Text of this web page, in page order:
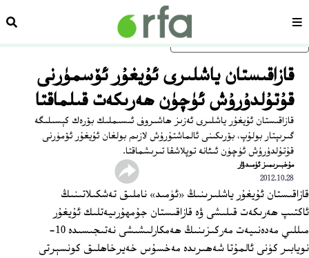
ئاساسلىق مەزمۇنغا ئاتلاڭسەھىپە
قازاقىستان ياشلىرى ئۇيغۇر ئۆسمۈرنى
قۇتۇلدۇرۇش ئۈچۈن ھەرىكەت قىلماقتا
قازاقىستان ئۇيغۇر ياشلىرى ئەزىز ھاشىروف ئىسىملىك بۆرەك كېسىلىگە
گىرىپتار بولۇپ، بۆرىكىنى ئالماشتۇرۇش لازىم بولغان ئۇيغۇر ئۆمۈرنى
قۇتۇلدۇرۇش ئۈچۈن ئىئانە توپلاشقا تىرىشماقتا.
مۇخبىرىمىز ئۈمىدۋار
2012.10.28
قازاقىستان ئۇيغۇر ياشلىرىنىڭ «ئۈمىد» ناملىق تەشكىلاتىنىڭ
ئاكتىپ ھەرىكەت قىلىشى ۋە قازاقىستان جۇمھۇرىيەتلىك ئۇيغۇر
مىللىي مەدەنىيەت مەركىزىنىڭ ھەمكارلىشىشى نەتىجىسىدە 10-
نويابىر كۈنى ئالمۇتا شەھىرىدە مەخسۇس خەيرخاھلىق كونسېرتى